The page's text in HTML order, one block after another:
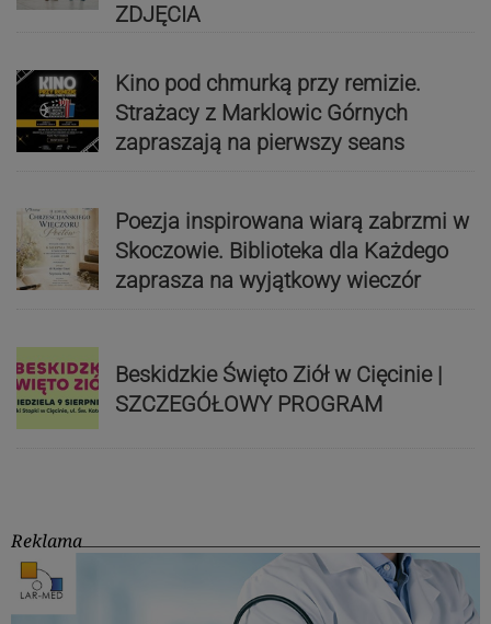
ZDJĘCIA
Kino pod chmurką przy remizie.
Strażacy z Marklowic Górnych
zapraszają na pierwszy seans
Poezja inspirowana wiarą zabrzmi w
Skoczowie. Biblioteka dla Każdego
zaprasza na wyjątkowy wieczór
Beskidzkie Święto Ziół w Cięcinie |
SZCZEGÓŁOWY PROGRAM
Reklama